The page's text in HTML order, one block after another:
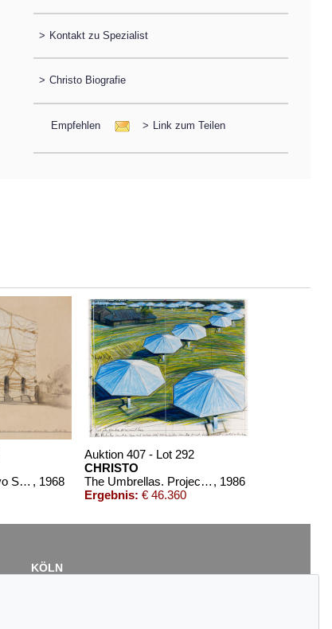
> Kontakt zu Spezialist
> Christo Biografie
Empfehlen > Link zum Teilen
Package Teatro Nuovo Spoleto Pianta del Tetto (Project for opening night of the festival of two worlds 27 june 1968) , 1968
Auktion 407 - Lot 292
CHRISTO
The Umbrellas. Project for Japan and Western USA , 1986
Ergebnis: € 46.360
KÖLN